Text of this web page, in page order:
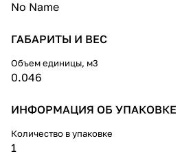
прибора;
No Name
ГАБАРИТЫ И ВЕС
Объем единицы, м3
0.046
ИНФОРМАЦИЯ ОБ УПАКОВКЕ
Количество в упаковке
1